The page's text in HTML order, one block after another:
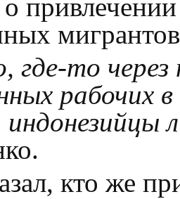
где-то через
рабочих
кто же